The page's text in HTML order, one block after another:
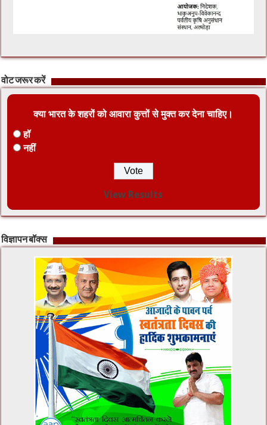
वोट जरूर करें
क्या भारत के शहरों को आवारा कुत्तों से मुक्त कर देना चाहिए।
हॉ
नहीं
View Results
विज्ञापन बॉक्स